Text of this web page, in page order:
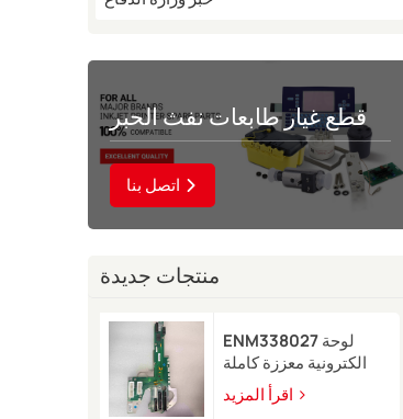
قطع غيار طابعات نفث الحبر
اتصل بنا
منتجات جديدة
ENM338027 لوحة
الكترونية معززة كاملة
لطابعة Markem-Imaje
2200